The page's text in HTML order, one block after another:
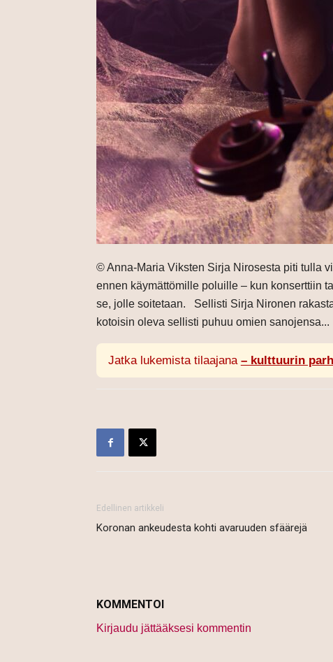
© Anna-Maria Viksten Sirja Nirosesta piti tulla
ennen käymättömille poluille – kun konserttiin
se, jolle soitetaan. Sellisti Sirja Nironen
kotoisin oleva sellisti puhuu omien sanojensa...
Jatka lukemista tilaajana – kulttuurin
Edellinen artikkeli
Koronan ankeudesta kohti avaruuden sfäärejä
KOMMENTOI
Kirjaudu jättääksesi kommentin